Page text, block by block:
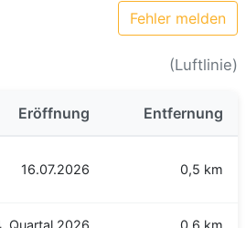
Fehler melden
(Luftlinie)
Eröffnung Entfernung
16.07.2026 0,5 km
Quartal 2026 0,6 km